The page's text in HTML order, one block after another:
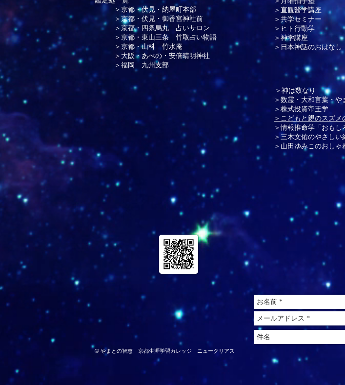
＞京都・伏見・納屋町本部
＞京都・伏見・御香宮神社前
＞京都・四条烏丸 占いサロン
＞京都・東山三条 竹取占い物語
＞京都・山科 竹水庵
＞大阪・あべの・安倍晴明神社
＞福岡 九州支部
＞直観醫学講座
＞共学セミナー
＞ヒト行動学
＞神学講座
＞日本神話のおはなし
＞神は数なり
＞数霊・大和言葉・や
＞株式投資帝王学
＞こどもと親のスズメ
＞情報推命学「おもし
＞三木文佑のやさしい
＞山田ゆみこのおしゃ
© やまとの智恵 京都生涯学習カレッジ ニュークリアス